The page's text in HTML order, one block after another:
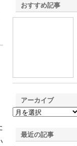
おすすめ記事
アーカイブ
最近の記事